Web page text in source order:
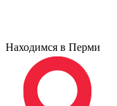
Находимся в Перми